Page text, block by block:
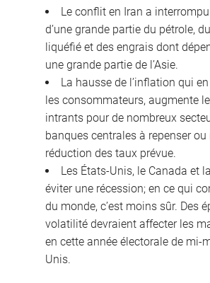
Le conflit en Iran a
d’une grande partie du pétrole,
liquéfié et des engrais dont
une grande partie de l’Asie.
La hausse de l’inflation qui
les consommateurs, augmente
intrants pour de nombreux
banques centrales à repenser ou
réduction des taux prévue.
Les États-Unis, le Canada et
éviter une récession; en ce qui
du monde, c’est moins sûr. Des
volatilité devraient affecter les
en cette année électorale de mi-
Unis.